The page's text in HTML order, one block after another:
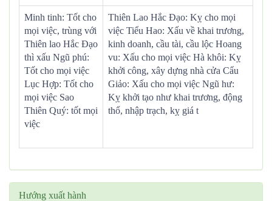
Minh tinh: Tốt cho
mọi việc, trùng với
Thiên lao Hắc Đạo
thì xấu Ngũ phú:
Tốt cho mọi việc
Lục Hợp: Tốt cho
mọi việc Sao
Thiên Quý: tốt mọi
việc
Thiên Lao Hắc Đạo: Kỵ cho mọi
việc Tiểu Hao: Xấu về khai trương,
kinh doanh, cầu tài, cầu lộc Hoang
vu: Xấu cho mọi việc Hà khôi: Kỵ
khởi công, xây dựng nhà cửa Cẩu
Giảo: Xấu cho mọi việc Ngũ hư:
Kỵ khởi tạo như khai trương, động
thổ, nhập trạch, kỵ giá t
Hướng xuất hành